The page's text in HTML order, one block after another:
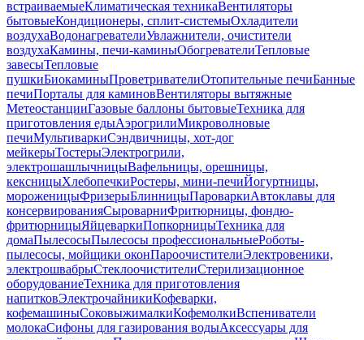
встраиваемыеКлиматическая техникаВентиляторы
бытовыеКондиционеры, сплит-системыОхладители
воздухаВодонагревателиУвлажнители, очистители
воздухаКамины, печи-каминыОбогревателиТепловые
завесыТепловые
пушкиБиокаминыПроветривателиОтопительные печиБанные
печиПорталы для каминовВентиляторы вытяжные
МетеостанцииГазовые баллоны бытовыеТехника для
приготовления едыАэрогрилиМикроволновые
печиМультиваркиСэндвичницы, хот-дог
мейкерыТостерыЭлектрогрили,
электрошашлычницыВафельницы, орешницы,
кексницыХлебопечкиРостеры, мини-печиЙогуртницы,
мороженицыФризерыБлинницыПароваркиАвтоклавы для
консервированияСыроварниФритюрницы, фондю-
фритюрницыЯйцеваркиПопкорницыТехника для
домаПылесосыПылесосы профессиональныеРоботы-
пылесосы, мойщики оконПароочистителиЭлектровеники,
электрошвабрыСтеклоочистителиСтерилизационное
оборудованиеТехника для приготовления
напитковЭлектрочайникиКофеварки,
кофемашиныСоковыжималкиКофемолкиВспениватели
молокаСифоны для газирования водыАксессуары для